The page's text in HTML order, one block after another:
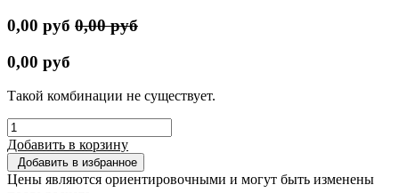
0,00 руб 0,00руб
0,00 руб
Такой комбинации не существует.
Добавить в корзину
Добавить в избранное
Цены являются ориентировочными и могут быть изменены